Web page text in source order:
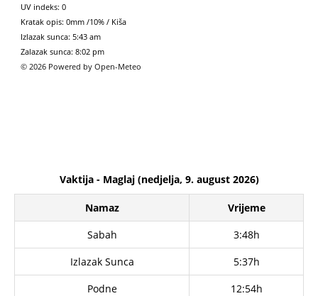
UV indeks: 0
Kratak opis: 0mm /10% / Kiša
Izlazak sunca: 5:43 am
Zalazak sunca: 8:02 pm
© 2026 Powered by Open-Meteo
Vaktija - Maglaj (nedjelja, 9. august 2026)
Namaz
Vrijeme
Sabah
3:48h
Izlazak Sunca
5:37h
Podne
12:54h